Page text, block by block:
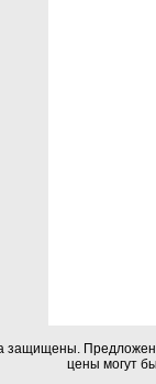
защищены.
цены могут